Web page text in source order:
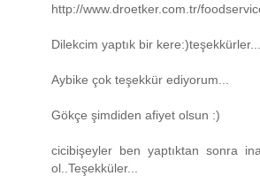
http://www.droetker.com.tr/
Dilekcim yaptık bir kere:)teşekkürler...
Aybike çok teşekkür ediyorum...
Gökçe şimdiden afiyet olsun :)
cicibişeyler ben yaptıktan sonra
ol..Teşekküler...